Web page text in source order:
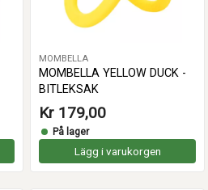
MOMBELLA
MOMBELLA YELLOW DUCK -
BITLEKSAK
Kr 179,00
På lager
Lägg i varukorgen